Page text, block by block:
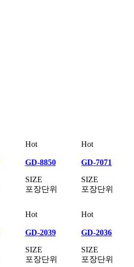
Hot
GD-8850
SIZE
포장단위
Hot
GD-7071
SIZE
포장단위
Hot
GD-2039
SIZE
포장단위
Hot
GD-2036
SIZE
포장단위